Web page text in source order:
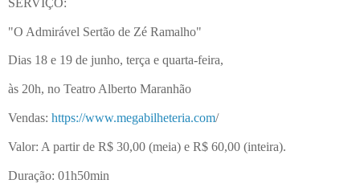
"O Admirável Sertão de Zé Ramalho"
Dias 18 e 19 de junho, terça e quarta-feira,
às 20h, no Teatro Alberto Maranhão
Vendas: https://www.megabilheteria.com/
Valor: A partir de R$ 30,00 (meia) e R$ 60,00 (inteira).
Duração: 01h50min